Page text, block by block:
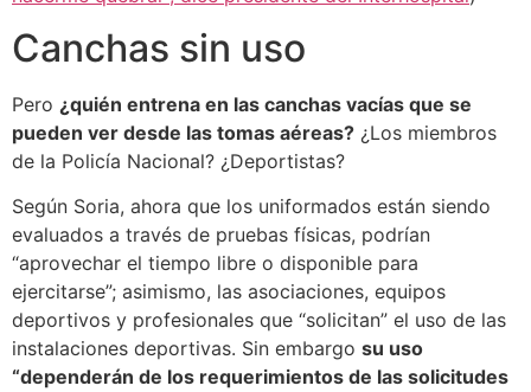
Canchas sin uso
Pero ¿quién entrena en las canchas vacías que se
pueden ver desde las tomas aéreas? ¿Los miembros
de la Policía Nacional? ¿Deportistas?
Según Soria, ahora que los uniformados están siendo
evaluados a través de pruebas físicas, podrían
“aprovechar el tiempo libre o disponible para
ejercitarse”; asimismo, las asociaciones, equipos
deportivos y profesionales que “solicitan” el uso de las
instalaciones deportivas. Sin embargo su uso
“dependerán de los requerimientos de las solicitudes